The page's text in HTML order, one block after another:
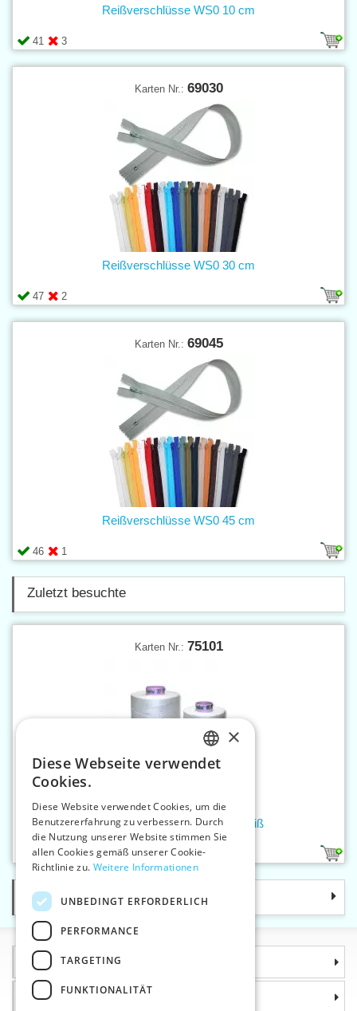
41 3
Reißverschlüsse WS0 10 cm
Karten Nr.: 69030
47 2
Reißverschlüsse WS0 30 cm
Karten Nr.: 69045
46 1
Reißverschlüsse WS0 45 cm
Zuletzt besuchte
Karten Nr.: 75101
2
Nähfaden SABA 80 5000 m weiß
Kategorie
Informationen
Warum sollten Sie gerade uns wählen?
CZECH
ENGLISH
×
Diese Webseite verwendet
Cookies.
Diese Website verwendet Cookies, um die
Benutzererfahrung zu verbessern. Durch
die Nutzung unserer Website stimmen Sie
allen Cookies gemäß unserer Cookie-
Richtlinie zu. Weitere Informationen
UNBEDINGT ERFORDERLICH
PERFORMANCE
TARGETING
FUNKTIONALITÄT